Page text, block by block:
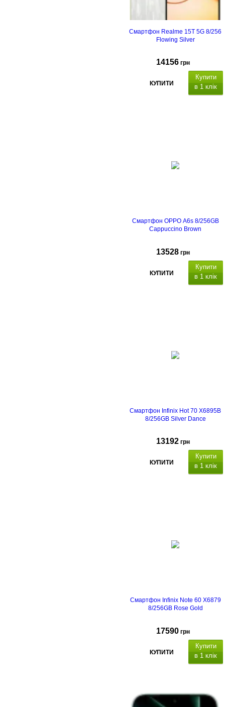
Смартфон Realme 15T 5G 8/256
Flowing Silver
14156 грн
КУПИТИ
Купити
в 1 клік
Смартфон OPPO A6s 8/256GB
Cappuccino Brown
13528 грн
КУПИТИ
Купити
в 1 клік
Смартфон Infinix Hot 70 X6895B
8/256GB Silver Dance
13192 грн
КУПИТИ
Купити
в 1 клік
Смартфон Infinix Note 60 X6879
8/256GB Rose Gold
17590 грн
КУПИТИ
Купити
в 1 клік